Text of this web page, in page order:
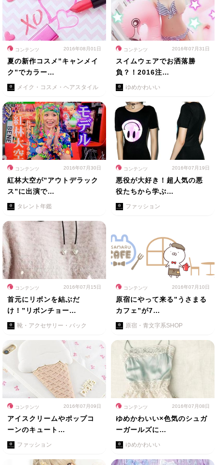
コンテンツ 2016年08月01日
夏の新作コスメ”キャンメイ
ク”でカラー…
メイク・コスメ・ヘアスタイル
コンテンツ 2016年07月31日
スイムウェアでお洒落勝
負？！2016注…
ゆめかわいい
コンテンツ 2016年07月30日
紅林大空が”アウトデラック
ス”に出演で…
タレント年鑑
コンテンツ 2016年07月19日
悪役が大好き！超人気の悪
役たちから学ぶ…
ファッション
コンテンツ 2016年07月15日
首元にリボンを結ぶだ
け！”リボンチョー…
靴・アクセサリー・バック
コンテンツ 2016年07月10日
原宿にやって来る”うさまる
カフェ”が7…
原宿・青文字系SHOP
コンテンツ 2016年07月09日
アイスクリームやポップコ
ーンのキュート…
ファッション
コンテンツ 2016年07月08日
ゆめかわいい×色気のシュガ
ーガールズに…
ゆめかわいい